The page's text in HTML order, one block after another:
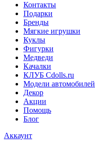
Контакты
Подарки
Бренды
Мягкие игрушки
Куклы
Фигурки
Медведи
Качалки
КЛУБ Cdolls.ru
Модели автомобилей
Декор
Акции
Помощь
Блог
Аккаунт